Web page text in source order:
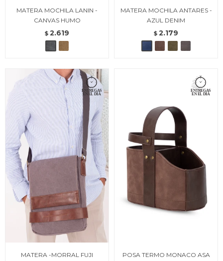
MATERA MOCHILA LANIN -
CANVAS HUMO
$ 2.619
MATERA MOCHILA ANTARES -
AZUL DENIM
$ 2.179
MATERA -MORRAL FUJI
POSA TERMO MONACO ASA